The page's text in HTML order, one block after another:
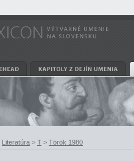
Literatúra > T > Török 1980